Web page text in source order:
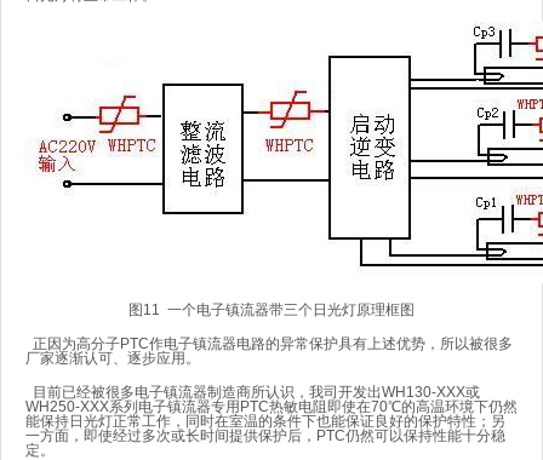
图11 一个电子镇流器带三个日光灯原理框图
正因为高分子PTC作电子镇流器电路的异常保护具有上述优势，所以被很多
厂家逐渐认可、逐步应用。
目前已经被很多电子镇流器制造商所认识，我司开发出WH130-XXX或
WH250-XXX系列电子镇流器专用PTC热敏电阻 即使在70℃的高温环境下仍然
能保持日光灯正常工作，同时在室温的条件下也能保证良好的保护特性；另
一方面，即使经过多次或长时间提供保护后，PTC仍然可以保持性能十分稳
定。